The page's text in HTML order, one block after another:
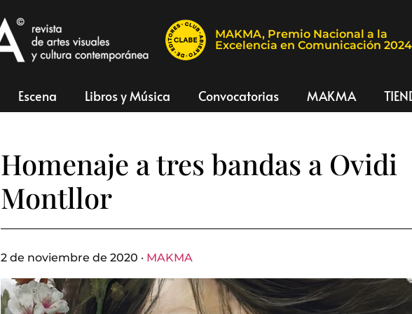
MAKMA, Premio Nacional a la
Excelencia en Comunicación 2024
Escena Libros y Música Convocatorias MAKMA
Homenaje a tres bandas a Ovidi
Montllor
2 de noviembre de 2020 · MAKMA